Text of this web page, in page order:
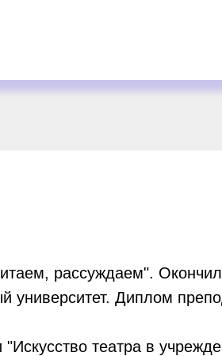
рассуждаем".
университет. Диплом
театра в